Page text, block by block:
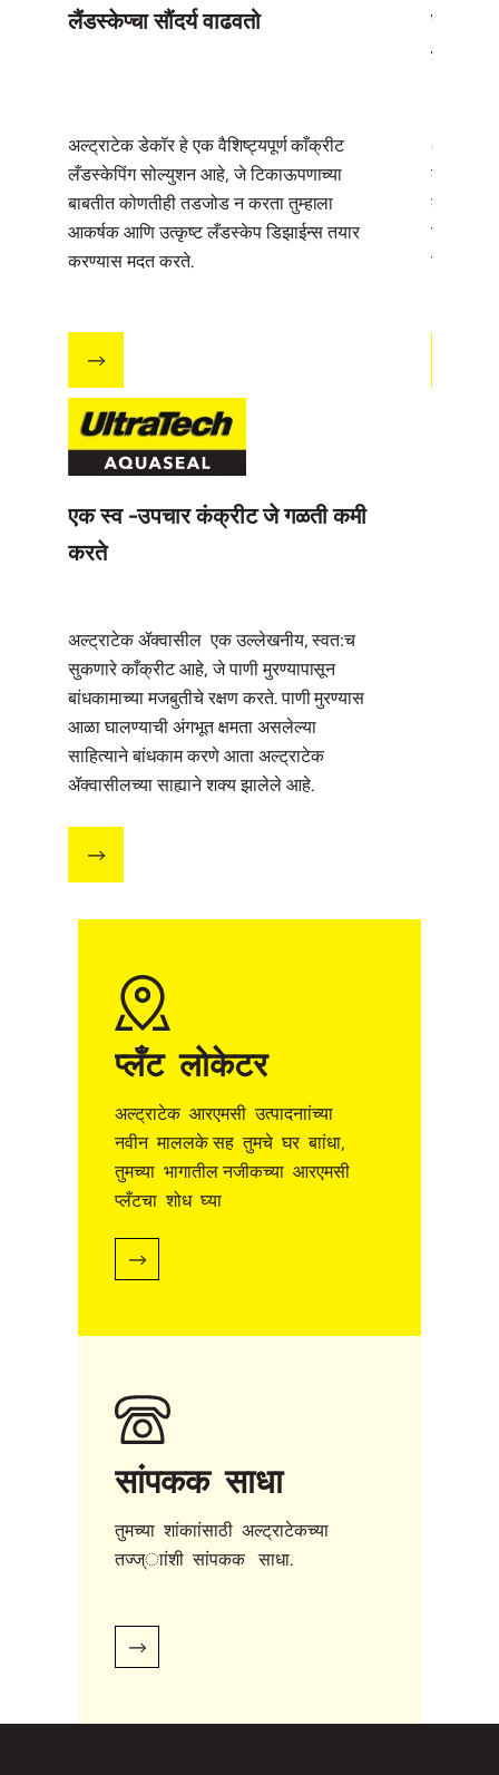
लैंडस्केप्चा सौंदर्य वाढवतो
अल्ट्राटेक डेकॉर हे एक वैशिष्ट्यपूर्ण काँक्रीट
लँडस्केपिंग सोल्युशन आहे, जे टिकाऊपणाच्या
बाबतीत कोणतीही तडजोड न करता तुम्हाला
आकर्षक आणि उत्कृष्ट लँडस्केप डिझाईन्स तयार
करण्यास मदत करते.
सर्व
करा
काँक्रीट
देण्याची
झिरपणे
एक स्व -उपचार कंक्रीट जे गळती कमी
करते
अल्ट्राटेक ॲक्वासील एक उल्लेखनीय, स्वत:च
सुकणारे काँक्रीट आहे, जे पाणी मुरण्यापासून
बांधकामाच्या मजबुतीचे रक्षण करते. पाणी मुरण्यास
आळा घालण्याची अंगभूत क्षमता असलेल्या
साहित्याने बांधकाम करणे आता अल्ट्राटेक
ॲक्वासीलच्या साह्याने शक्य झालेले आहे.
प्लँट लोकेटर
अल्ट्राटेक आरएमसी उत्पादनाांच्या
नवीन माललके सह तुमचे घर बाांधा,
तुमच्या भागातील नजीकच्या आरएमसी
प्लँटचा शोध घ्या
सांपकक साधा
तुमच्या शांकाांसाठी अल्ट्राटेकच्या
तज्ज्ाांशी सांपकक साधा.